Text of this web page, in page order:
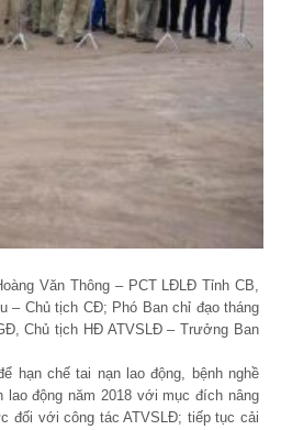
Văn Thông – PCT LĐLĐ Tỉnh CB,
– Chủ tịch CĐ; Phó Ban chỉ đạo tháng
Chủ tịch HĐ ATVSLĐ – Trưởng Ban
hạn chế tai nạn lao động, bệnh nghề
lao động năm 2018 với mục đích nâng
đối với công tác ATVSLĐ; tiếp tục cải